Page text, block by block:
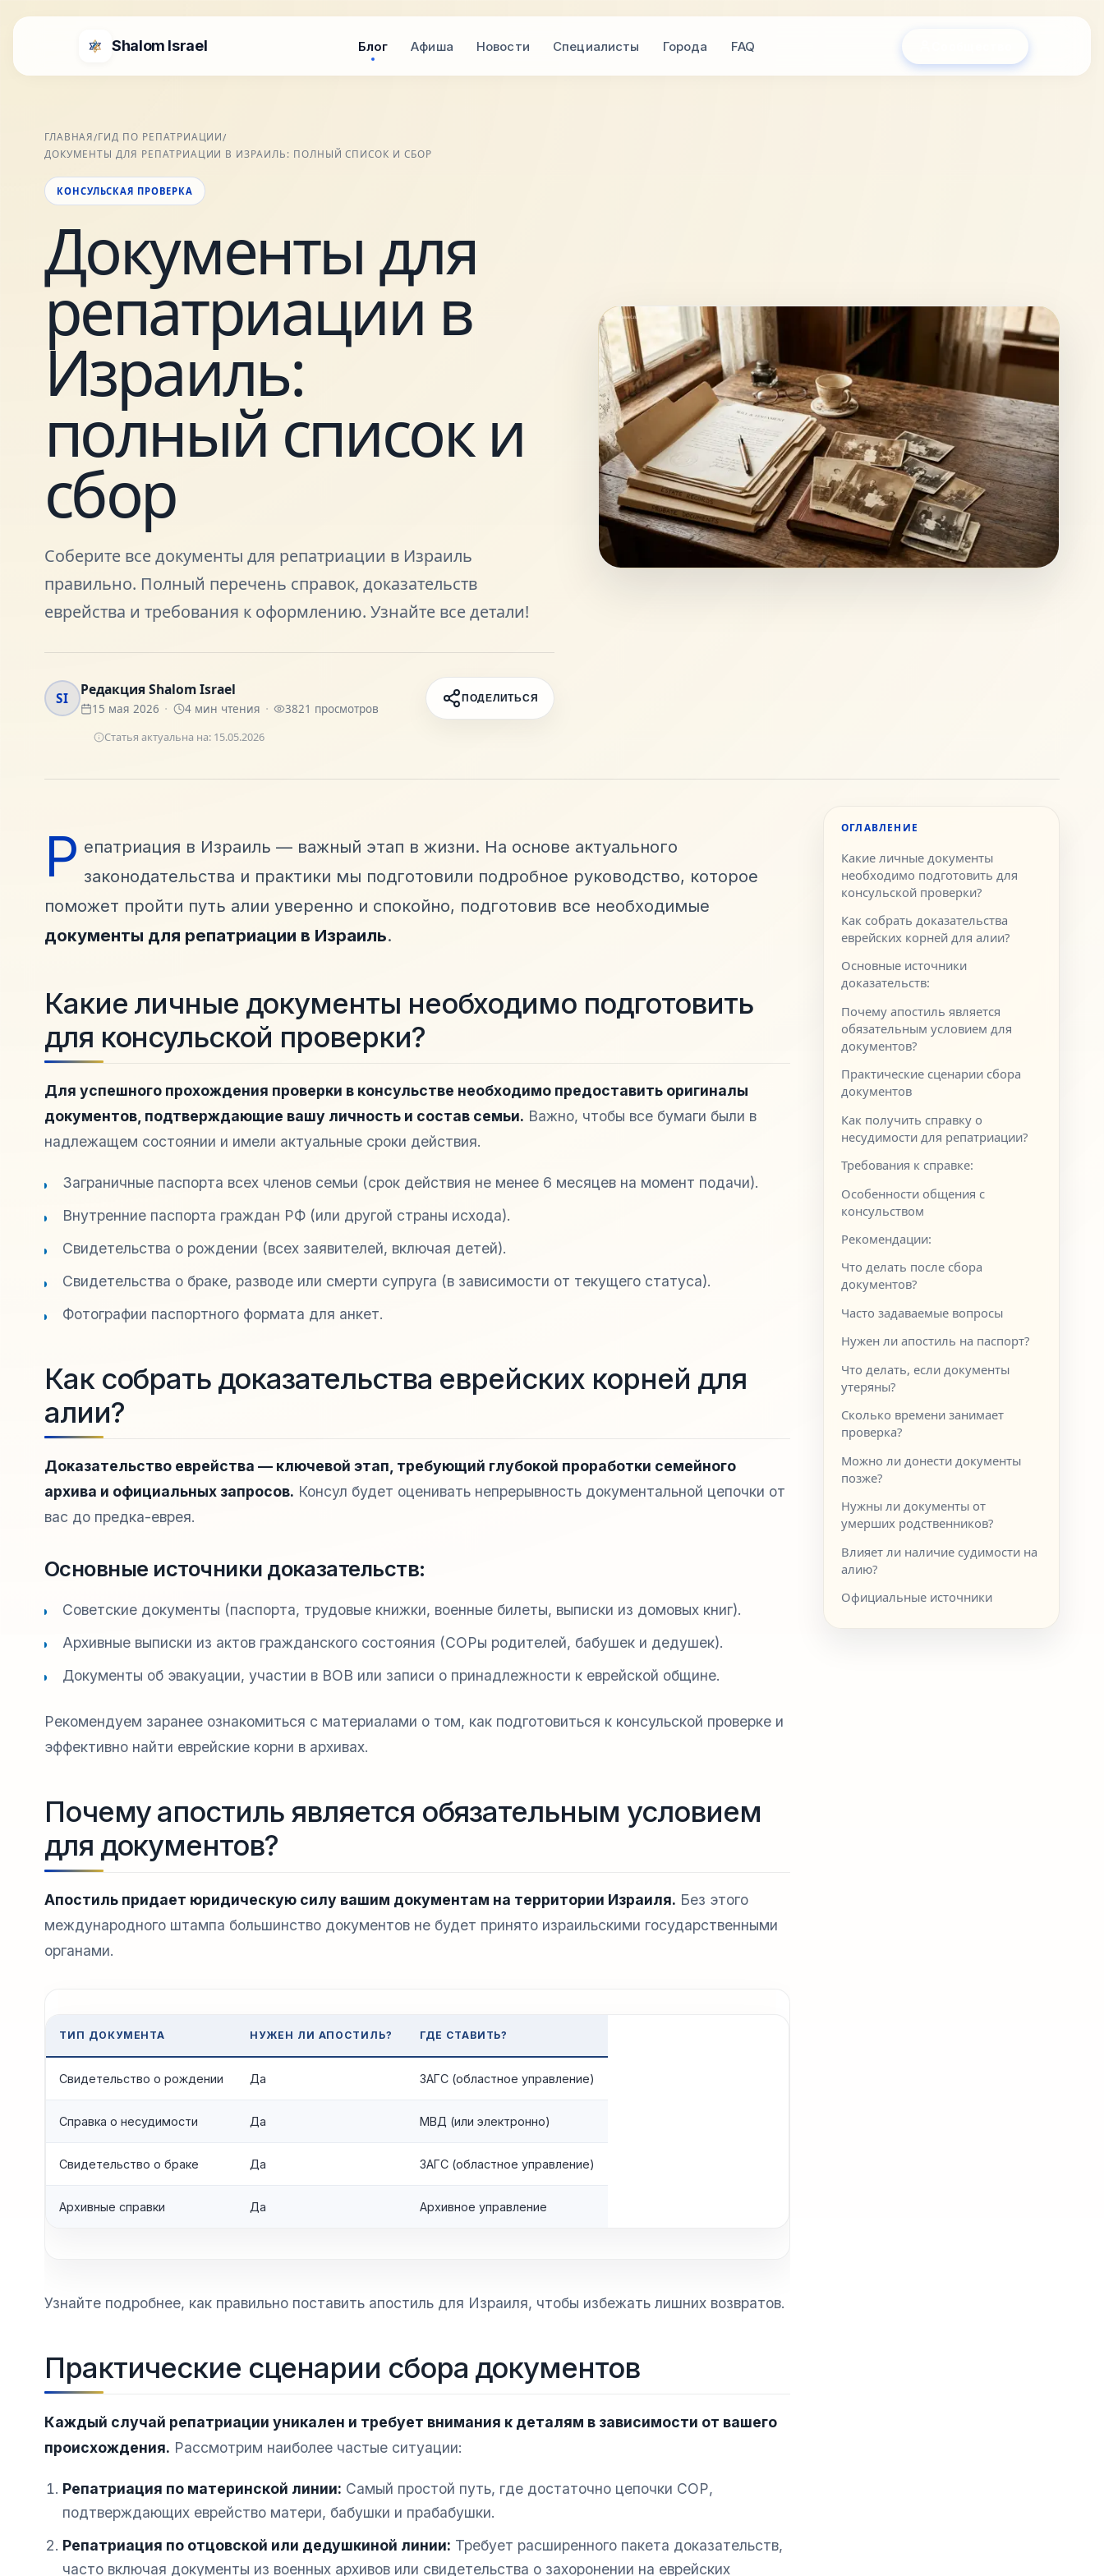
Shalom Israel Блог Афиша Новости Специалисты Города FAQ
ГЛАВНАЯ/ГИД ПО РЕПАТРИАЦИИ/
ДОКУМЕНТЫ ДЛЯ РЕПАТРИАЦИИ В ИЗРАИЛЬ: ПОЛНЫЙ СПИСОК И СБОР
КОНСУЛЬСКАЯ ПРОВЕРКА
Документы для
репатриации в
Израиль:
полный список и
сбор
Соберите все документы для репатриации в Израиль
правильно. Полный перечень справок, доказательств
еврейства и требования к оформлению. Узнайте все детали!
SI Редакция Shalom Israel
15 мая 2026 4мин чтения 3821 просмотров
ПОДЕЛИТЬСЯ
Статья актуальна на: 15.05.2026
Р епатриация в Израиль — важный этап в жизни. На основе актуального
законодательства и практики мы подготовили подробное руководство, которое
поможет пройти путь алии уверенно и спокойно, подготовив все необходимые
документы для репатриации в Израиль.
Какие личные документы необходимо подготовить
для консульской проверки?
Для успешного прохождения проверки в консульстве необходимо предоставить оригиналы
документов, подтверждающие вашу личность и состав семьи. Важно, чтобы все бумаги были в
надлежащем состоянии и имели актуальные сроки действия.
Заграничные паспорта всех членов семьи (срок действия не менее 6 месяцев на момент подачи).
Внутренние паспорта граждан РФ (или другой страны исхода).
Свидетельства о рождении (всех заявителей, включая детей).
Свидетельства о браке, разводе или смерти супруга (в зависимости от текущего статуса).
Фотографии паспортного формата для анкет.
Как собрать доказательства еврейских корней для
алии?
Доказательство еврейства — ключевой этап, требующий глубокой проработки семейного
архива и официальных запросов. Консул будет оценивать непрерывность документальной цепочки от
вас до предка-еврея.
Основные источники доказательств:
Советские документы (паспорта, трудовые книжки, военные билеты, выписки из домовых книг).
Архивные выписки из актов гражданского состояния (СОРы родителей, бабушек и дедушек).
Документы об эвакуации, участии в ВОВ или записи о принадлежности к еврейской общине.
Рекомендуем заранее ознакомиться с материалами о том, как подготовиться к консульской проверке и
эффективно найти еврейские корни в архивах.
Почему апостиль является обязательным условием
для документов?
Апостиль придает юридическую силу вашим документам на территории Израиля. Без этого
международного штампа большинство документов не будет принято израильскими государственными
органами.
ТИП ДОКУМЕНТА НУЖЕН ЛИ АПОСТИЛЬ? ГДЕ СТАВИТЬ?
Свидетельство о рождении Да ЗАГС (областное управление)
Справка о несудимости Да МВД (или электронно)
Свидетельство о браке Да ЗАГС (областное управление)
Архивные справки Да Архивное управление
Узнайте подробнее, как правильно поставить апостиль для Израиля, чтобы избежать лишних возвратов.
Практические сценарии сбора документов
Каждый случай репатриации уникален и требует внимания к деталям в зависимости от вашего
происхождения. Рассмотрим наиболее частые ситуации:
Репатриация по материнской линии: Самый простой путь, где достаточно цепочки СОР,
подтверждающих еврейство матери, бабушки и прабабушки.
Репатриация по отцовской или дедушкиной линии: Требует расширенного пакета доказательств,
часто включая документы из военных архивов или свидетельства о захоронении на еврейских
ОГЛАВЛЕНИЕ
Какие личные документы
необходимо подготовить для
консульской проверки?
Как собрать доказательства
еврейских корней для алии?
Основные источники
доказательств:
Почему апостиль является
обязательным условием для
документов?
Практические сценарии сбора
документов
Как получить справку о
несудимости для репатриации?
Требования к справке:
Особенности общения с
консульством
Рекомендации:
Что делать после сбора
документов?
Часто задаваемые вопросы
Нужен ли апостиль на паспорт?
Что делать, если документы
утеряны?
Сколько времени занимает
проверка?
Можно ли донести документы
позже?
Нужны ли документы от
умерших родственников?
Влияет ли наличие судимости на
алию?
Официальные источники